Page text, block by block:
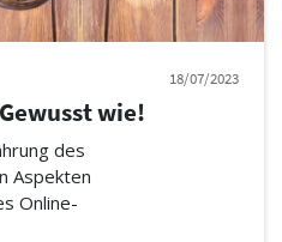
18/07/2023
wie!
des
Aspekten
Online-